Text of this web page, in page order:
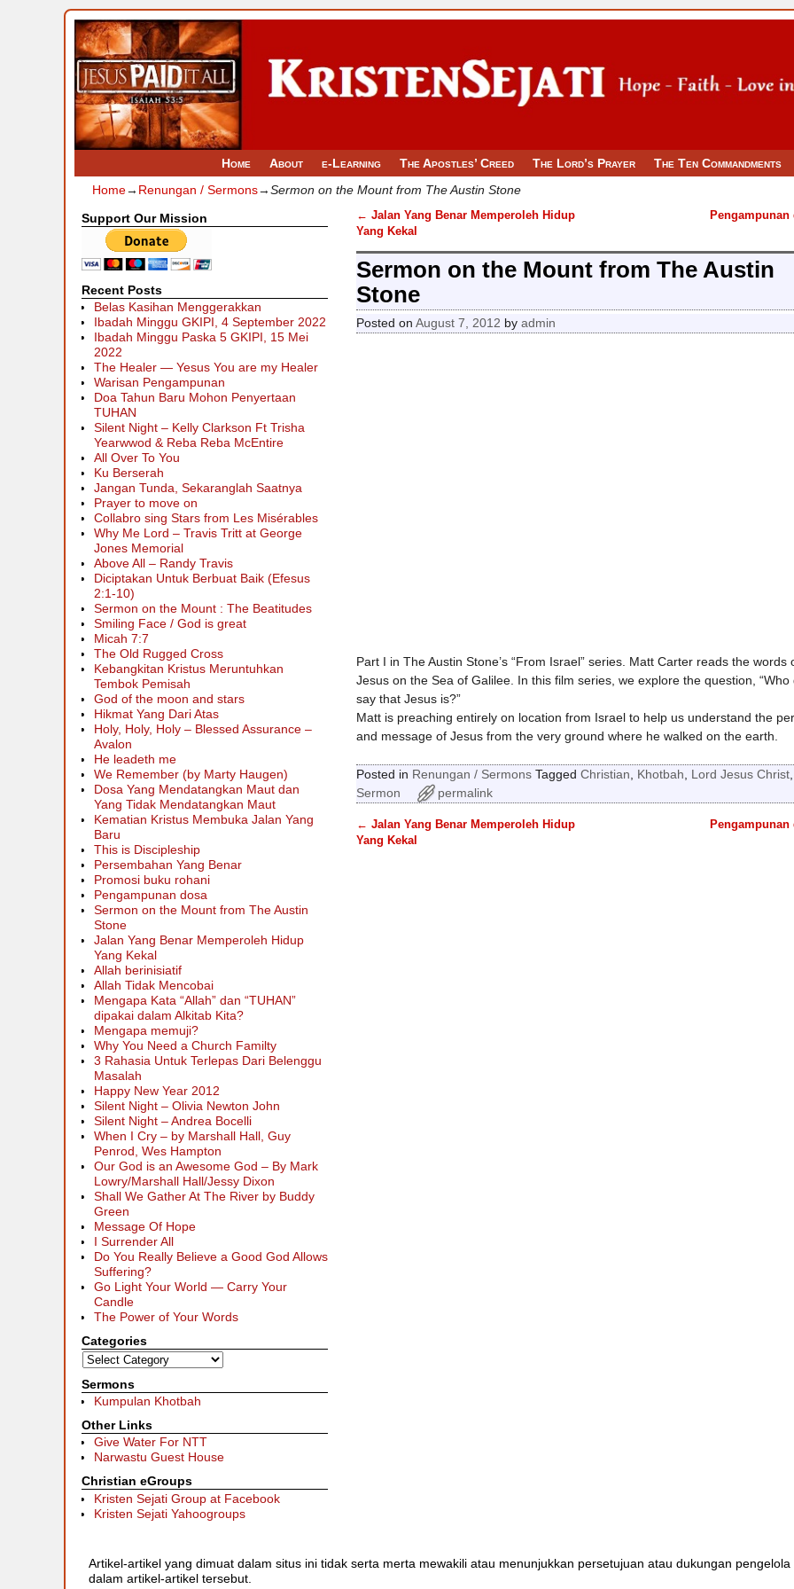
Home About e-Learning The Apostles’ Creed The Lord’s Prayer The Ten Commandments
Home→ Renungan / Sermons→Sermon on the Mount from The Austin Stone
Post navigation
← Jalan Yang Benar Memperoleh Hidup
Yang Kekal
Pengampunan
Sermon on the Mount from The Austin
Stone
Posted on August 7, 2012 by admin
Part I in The Austin Stone’s “From Israel” series. Matt Carter reads the words
Jesus on the Sea of Galilee. In this film series, we explore the question, “Who
say that Jesus is?”
Matt is preaching entirely on location from Israel to help us understand the
and message of Jesus from the very ground where he walked on the earth.
Posted in Renungan / Sermons Tagged Christian Khotbah Lord Jesus Christ,
Sermon
permalink
Post navigation
← Jalan Yang Benar Memperoleh Hidup
Yang Kekal
Pengampunan
Support Our Mission
Recent Posts
Belas Kasihan Menggerakkan
Ibadah Minggu GKIPI, 4 September 2022
Ibadah Minggu Paska 5 GKIPI, 15 Mei
2022
The Healer — Yesus You are my Healer
Warisan Pengampunan
Doa Tahun Baru Mohon Penyertaan
TUHAN
Silent Night – Kelly Clarkson Ft Trisha
Yearwwod & Reba Reba McEntire
All Over To You
Ku Berserah
Jangan Tunda, Sekaranglah Saatnya
Prayer to move on
Collabro sing Stars from Les Misérables
Why Me Lord – Travis Tritt at George
Jones Memorial
Above All – Randy Travis
Diciptakan Untuk Berbuat Baik (Efesus
2:1-10)
Sermon on the Mount : The Beatitudes
Smiling Face / God is great
Micah 7:7
The Old Rugged Cross
Kebangkitan Kristus Meruntuhkan
Tembok Pemisah
God of the moon and stars
Hikmat Yang Dari Atas
Holy, Holy, Holy – Blessed Assurance –
Avalon
He leadeth me
We Remember (by Marty Haugen)
Dosa Yang Mendatangkan Maut dan
Yang Tidak Mendatangkan Maut
Kematian Kristus Membuka Jalan Yang
Baru
This is Discipleship
Persembahan Yang Benar
Promosi buku rohani
Pengampunan dosa
Sermon on the Mount from The Austin
Stone
Jalan Yang Benar Memperoleh Hidup
Yang Kekal
Allah berinisiatif
Allah Tidak Mencobai
Mengapa Kata “Allah” dan “TUHAN”
dipakai dalam Alkitab Kita?
Mengapa memuji?
Why You Need a Church Familty
3 Rahasia Untuk Terlepas Dari Belenggu
Masalah
Happy New Year 2012
Silent Night – Olivia Newton John
Silent Night – Andrea Bocelli
When I Cry – by Marshall Hall, Guy
Penrod, Wes Hampton
Our God is an Awesome God – By Mark
Lowry/Marshall Hall/Jessy Dixon
Shall We Gather At The River by Buddy
Green
Message Of Hope
I Surrender All
Do You Really Believe a Good God Allows
Suffering?
Go Light Your World — Carry Your
Candle
The Power of Your Words
Categories
Sermons
Kumpulan Khotbah
Other Links
Give Water For NTT
Narwastu Guest House
Christian eGroups
Kristen Sejati Group at Facebook
Kristen Sejati Yahoogroups
Artikel-artikel yang dimuat dalam situs ini tidak serta merta mewakili atau menunjukkan persetujuan atau dukungan
dalam artikel-artikel tersebut.